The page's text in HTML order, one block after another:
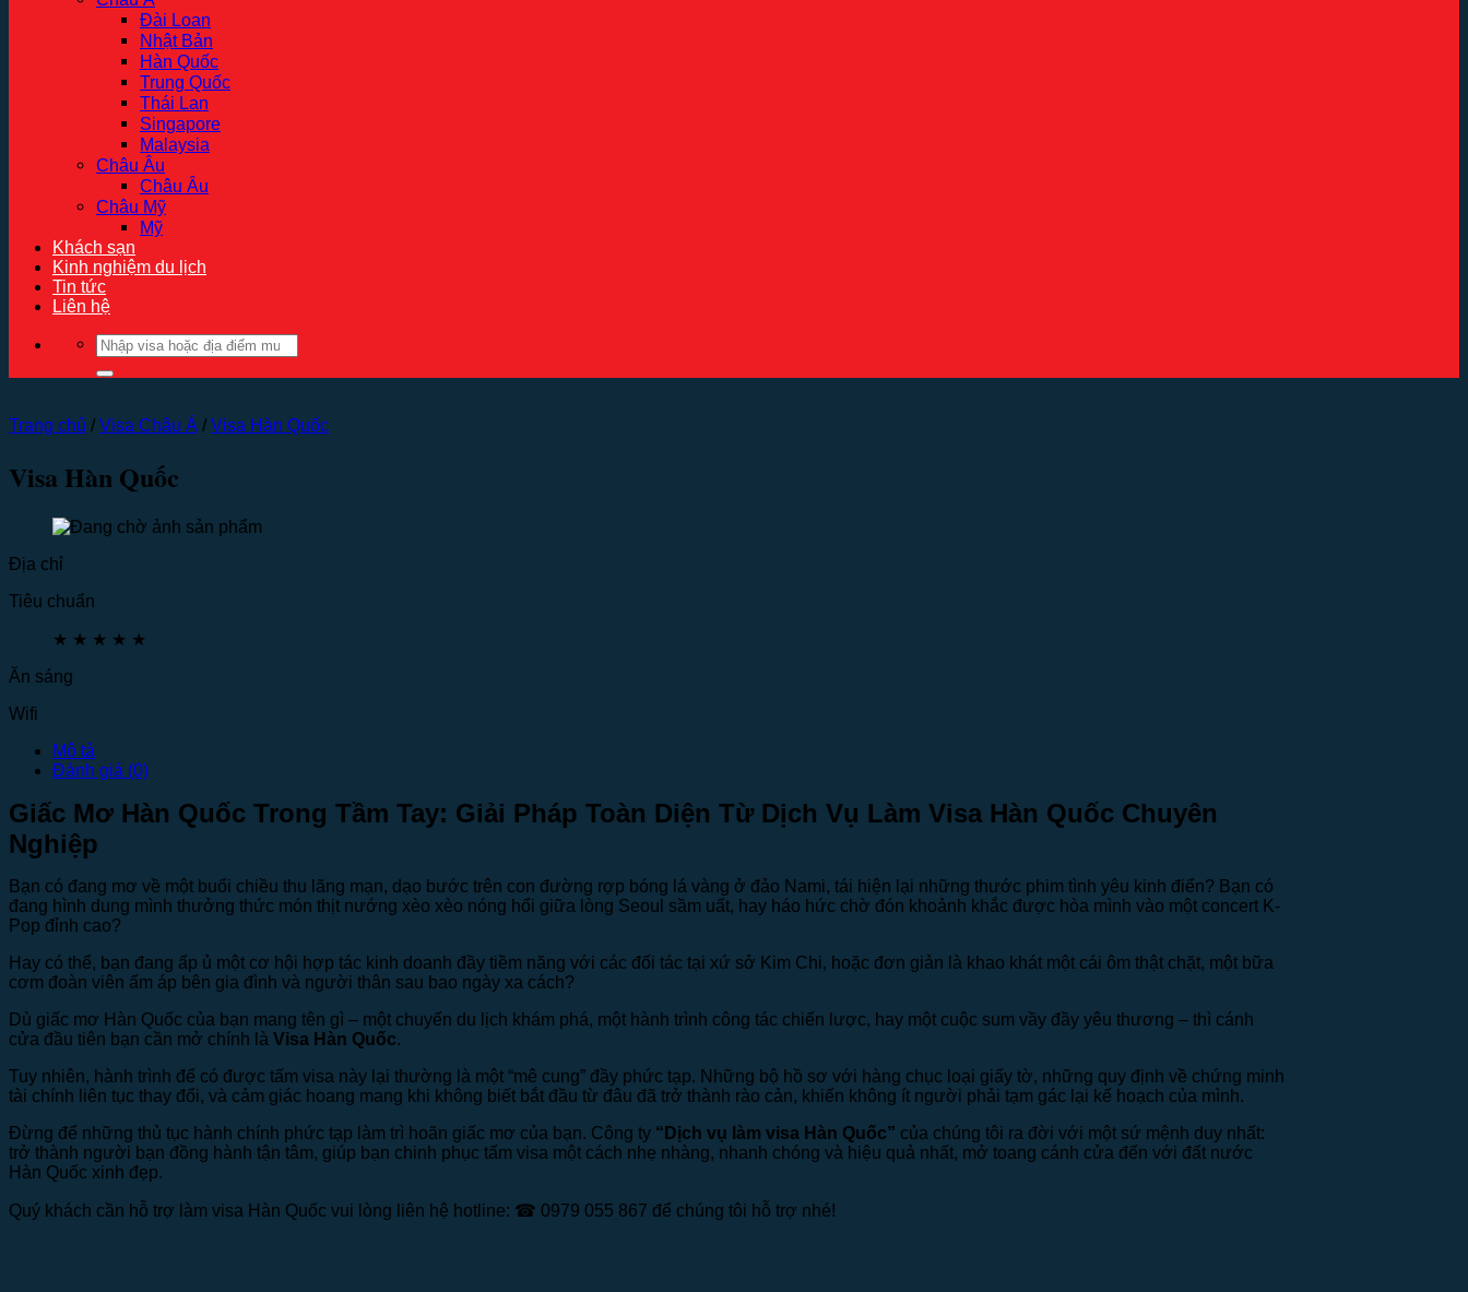
Đài Loan
Nhật Bản
Hàn Quốc
Trung Quốc
Thái Lan
Singapore
Malaysia
Châu Âu
Châu Âu
Châu Mỹ
Mỹ
Khách sạn
Kinh nghiệm du lịch
Tin tức
Liên hệ
Tìm
kiếm:
Trang chủ / Visa Châu Á / Visa Hàn Quốc
Visa Hàn Quốc
Địa chỉ
Tiêu chuẩn
★ ★ ★ ★ ★
Ăn sáng
Wifi
Mô tả
Đánh giá (0)
Giấc Mơ Hàn Quốc Trong Tầm Tay: Giải Pháp Toàn Diện Từ Dịch Vụ Làm Visa Hàn Quốc Chuyên
Nghiệp
Bạn có đang mơ về một buổi chiều thu lãng mạn, dạo bước trên con đường rợp bóng lá vàng ở đảo Nami, tái hiện lại những thước phim tình yêu kinh điển? Bạn có
đang hình dung mình thưởng thức món thịt nướng xèo xèo nóng hổi giữa lòng Seoul sầm uất, hay háo hức chờ đón khoảnh khắc được hòa mình vào một concert K-
Pop đỉnh cao?
Hay có thể, bạn đang ấp ủ một cơ hội hợp tác kinh doanh đầy tiềm năng với các đối tác tại xứ sở Kim Chi, hoặc đơn giản là khao khát một cái ôm thật chặt, một bữa
cơm đoàn viên ấm áp bên gia đình và người thân sau bao ngày xa cách?
Dù giấc mơ Hàn Quốc của bạn mang tên gì – một chuyến du lịch khám phá, một hành trình công tác chiến lược, hay một cuộc sum vầy đầy yêu thương – thì cánh
cửa đầu tiên bạn cần mở chính là Visa Hàn Quốc.
Tuy nhiên, hành trình để có được tấm visa này lại thường là một “mê cung” đầy phức tạp. Những bộ hồ sơ với hàng chục loại giấy tờ, những quy định về chứng minh
tài chính liên tục thay đổi, và cảm giác hoang mang khi không biết bắt đầu từ đâu đã trở thành rào cản, khiến không ít người phải tạm gác lại kế hoạch của mình.
Đừng để những thủ tục hành chính phức tạp làm trì hoãn giấc mơ của bạn. Công ty “Dịch vụ làm visa Hàn Quốc” của chúng tôi ra đời với một sứ mệnh duy nhất:
trở thành người bạn đồng hành tận tâm, giúp bạn chinh phục tấm visa một cách nhẹ nhàng, nhanh chóng và hiệu quả nhất, mở toang cánh cửa đến với đất nước
Hàn Quốc xinh đẹp.
Quý khách cần hỗ trợ làm visa Hàn Quốc vui lòng liên hệ hotline: ☎ 0979 055 867 để chúng tôi hỗ trợ nhé!